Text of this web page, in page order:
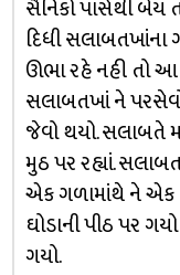
સૈનિકો પાસેથી બેય
દિધી સલાબતખાંના
ઊભા રહે નહી તો
સલાબતખાં ને
જેવો થયો. સલાબતે
મુઠ પર રહ્યાં.
એક ગળામાંથે ને એક
ઘોડાની પીઠ પર
ગયો.